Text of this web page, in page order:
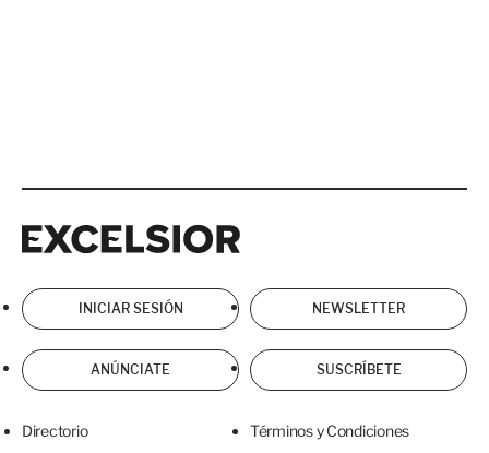
INICIAR SESIÓN NEWSLETTER
ANÚNCIATE SUSCRÍBETE
Directorio Términos y Condiciones